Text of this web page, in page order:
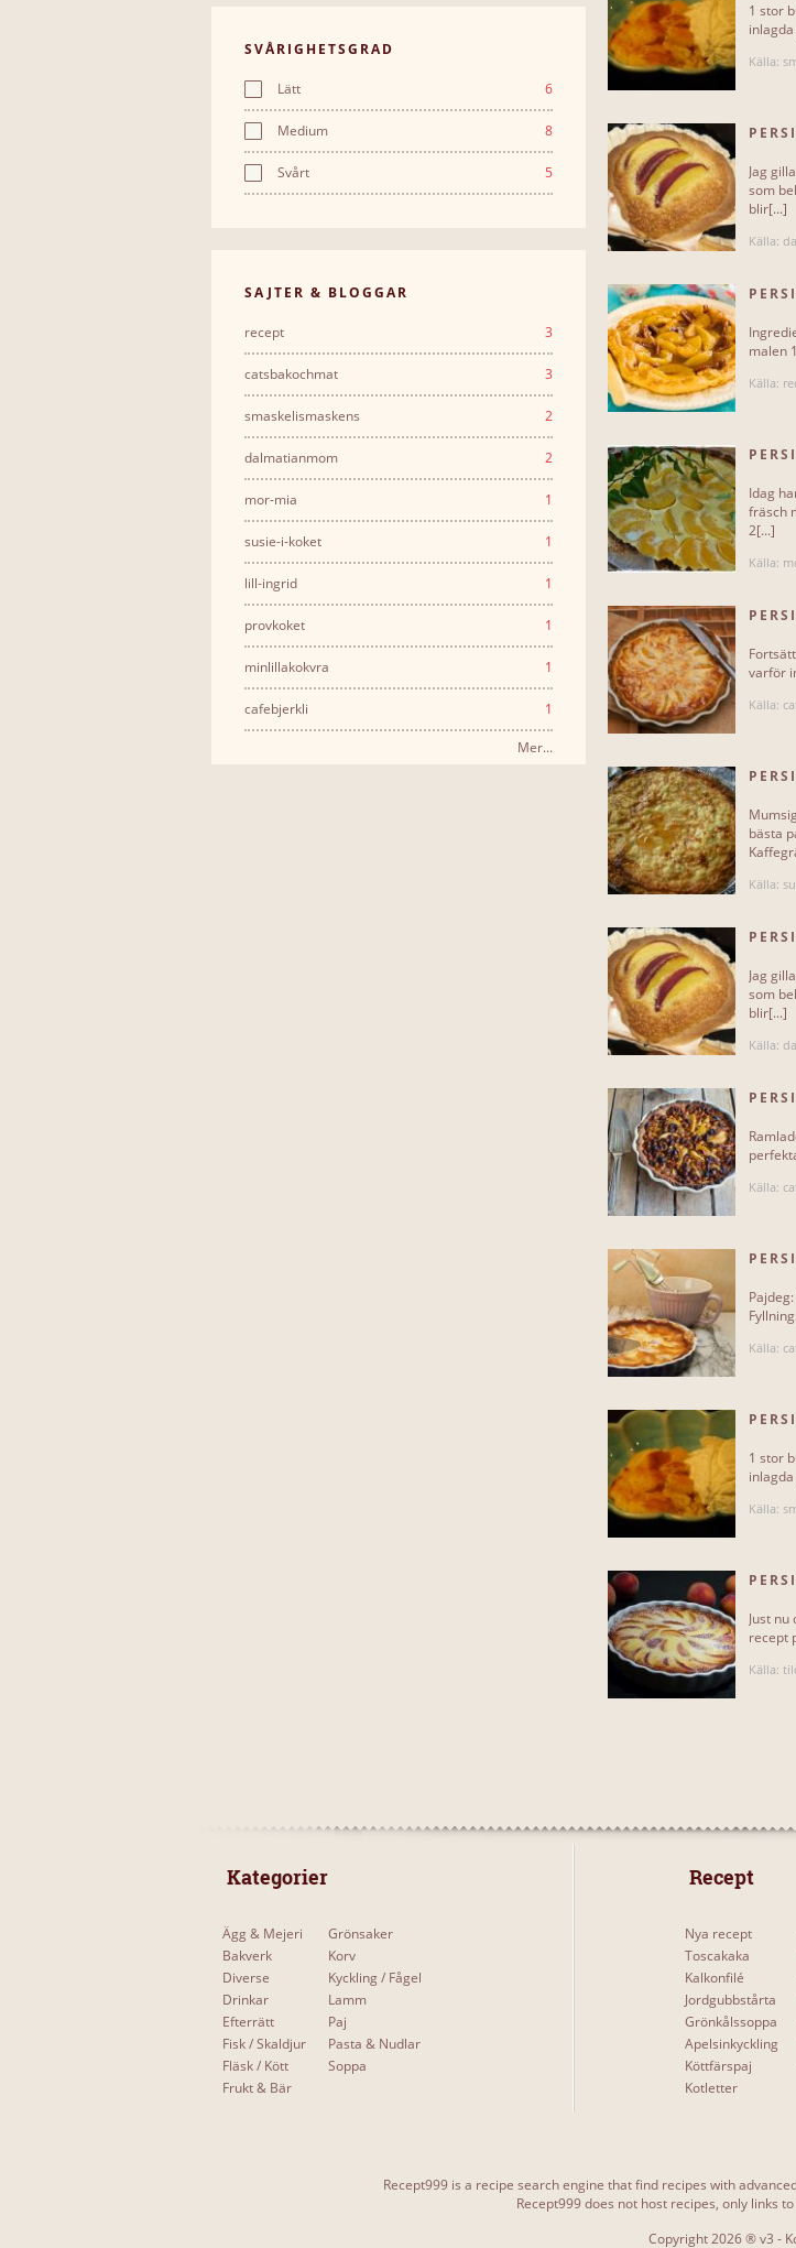
SVÅRIGHETSGRAD
Lätt 6
Medium 8
Svårt 5
SAJTER & BLOGGAR
recept 3
catsbakochmat 3
smaskelismaskens 2
dalmatianmom 2
mor-mia 1
susie-i-koket 1
lill-ingrid 1
provkoket 1
minlillakokvra 1
cafebjerkli 1
Mer...
1 stor
Källa:
Jag
som
blir[...]
Källa:
malen
Källa:
Idag
fräsch
2[...]
Källa:
varför
Källa:
bästa
Källa:
Jag
som
blir[...]
Källa:
Källa:
Källa:
1 stor
Källa:
Just
recept
Källa:
Kategorier
Ägg & Mejeri
Bakverk
Diverse
Drinkar
Efterrätt
Fisk / Skaldjur
Fläsk / Kött
Frukt & Bär
Grönsaker
Korv
Kyckling / Fågel
Lamm
Paj
Pasta & Nudlar
Soppa
Recept
Nya recept
Toscakaka
Kalkonfilé
Jordgubbstårta
Grönkålssoppa
Apelsinkyckling
Köttfärspaj
Kotletter
Recept999 is a recipe search engine that find recipes with
Recept999 does not host recipes, only links
Copyright 2026 ® v3 -